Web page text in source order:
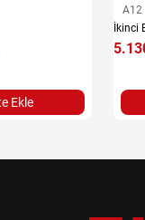
Ekle
A12
İkinci